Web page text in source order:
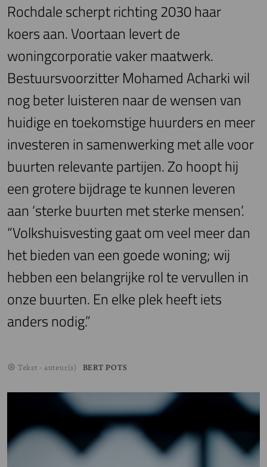
Rochdale scherpt richting 2030 haar
koers aan. Voortaan levert de
woningcorporatie vaker maatwerk.
Bestuursvoorzitter Mohamed Acharki wil
nog beter luisteren naar de wensen van
huidige en toekomstige huurders en meer
investeren in samenwerking met alle voor
buurten relevante partijen. Zo hoopt hij
een grotere bijdrage te kunnen leveren
aan ‘sterke buurten met sterke mensen’.
“Volkshuisvesting gaat om veel meer dan
het bieden van een goede woning; wij
hebben een belangrijke rol te vervullen in
onze buurten. En elke plek heeft iets
anders nodig.”
Tekst - auteur(s) BERT POTS